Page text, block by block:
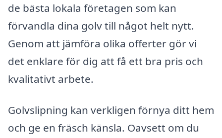
de bästa lokala företagen som kan
förvandla dina golv till något helt nytt.
Genom att jämföra olika offerter gör vi
det enklare för dig att få ett bra pris och
kvalitativt arbete.
Golvslipning kan verkligen förnya ditt hem
och ge en fräsch känsla. Oavsett om du